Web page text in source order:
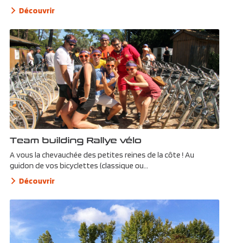
Découvrir
Team building Rallye vélo
A vous la chevauchée des petites reines de la côte ! Au
guidon de vos bicyclettes (classique ou...
Découvrir